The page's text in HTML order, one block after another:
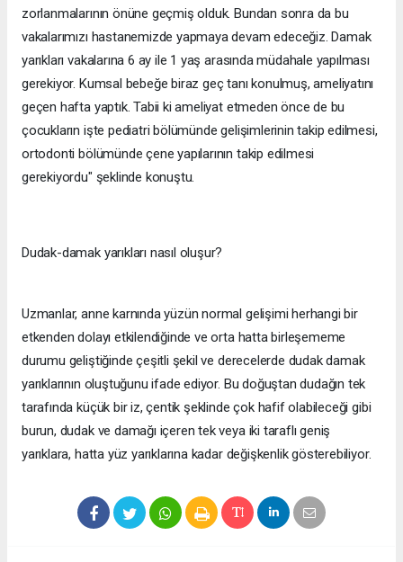
zorlanmalarının önüne geçmiş olduk. Bundan sonra da bu
vakalarımızı hastanemizde yapmaya devam edeceğiz. Damak
yarıkları vakalarına 6 ay ile 1 yaş arasında müdahale yapılması
gerekiyor. Kumsal bebeğe biraz geç tanı konulmuş, ameliyatını
geçen hafta yaptık. Tabii ki ameliyat etmeden önce de bu
çocukların işte pediatri bölümünde gelişimlerinin takip edilmesi,
ortodonti bölümünde çene yapılarının takip edilmesi
gerekiyordu" şeklinde konuştu.
Dudak-damak yarıkları nasıl oluşur?
Uzmanlar, anne karnında yüzün normal gelişimi herhangi bir
etkenden dolayı etkilendiğinde ve orta hatta birleşememe
durumu geliştiğinde çeşitli şekil ve derecelerde dudak damak
yarıklarının oluştuğunu ifade ediyor. Bu doğuştan dudağın tek
tarafında küçük bir iz, çentik şeklinde çok hafif olabileceği gibi
burun, dudak ve damağı içeren tek veya iki taraflı geniş
yarıklara, hatta yüz yarıklarına kadar değişkenlik gösterebiliyor.